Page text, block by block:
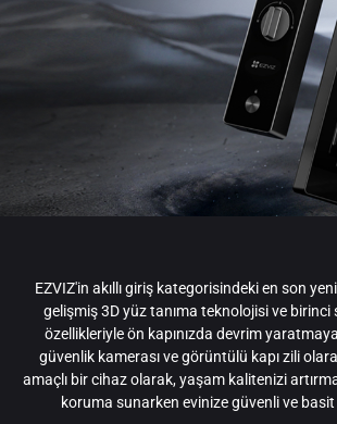
EZVIZ'in akıllı giriş kategorisindeki en son
gelişmiş 3D yüz tanıma teknolojisi ve birinci
özellikleriyle ön kapınızda devrim yaratmaya
güvenlik kamerası ve görüntülü kapı zili
amaçlı bir cihaz olarak, yaşam kalitenizi
koruma sunarken evinize güvenli ve